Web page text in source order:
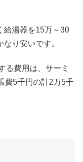
給湯器を15万～30
り安いです。
る費用は、サーミ
費5千円の計2万5千